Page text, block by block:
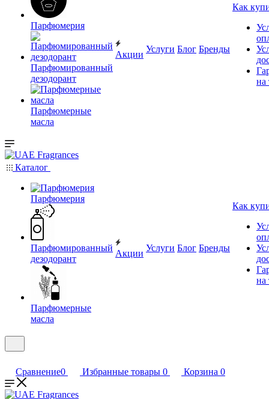
Парфюмерия
Парфюмированный
дезодорант
Парфюмерные
масла
Акции
Услуги Блог Бренды
Как
на
Каталог
Парфюмерия
Парфюмированный
дезодорант
Парфюмерные
масла
Акции
Услуги Блог Бренды
Как
на
Сравнение0 Избранные товары 0 Корзина 0